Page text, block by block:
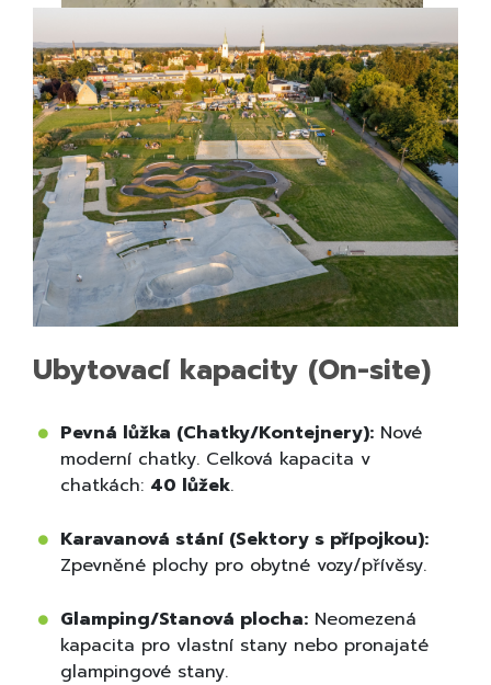
Ubytovací kapacity (On-site)
Pevná lůžka (Chatky/Kontejnery): Nové
moderní chatky. Celková kapacita v
chatkách: 40 lůžek.
Karavanová stání (Sektory s přípojkou):
Zpevněné plochy pro obytné vozy/přívěsy.
Glamping/Stanová plocha: Neomezená
kapacita pro vlastní stany nebo pronajaté
glampingové stany.